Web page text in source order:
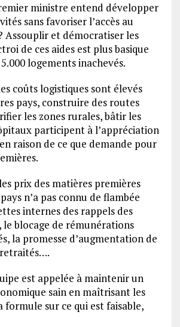
ministre entend développer
sans favoriser l’accès au
Assouplir et démocratiser les
de ces aides est plus basique
logements inachevés.
coûts logistiques sont élevés
pays, construire des routes
les zones rurales, bâtir les
participent à l’appréciation
raison de ce que demande pour
prix des matières premières
n’a pas connu de flambée
internes des rappels des
blocage de rémunérations
la promesse d’augmentation de
est appelée à maintenir un
sain en maîtrisant les
formule sur ce qui est faisable,